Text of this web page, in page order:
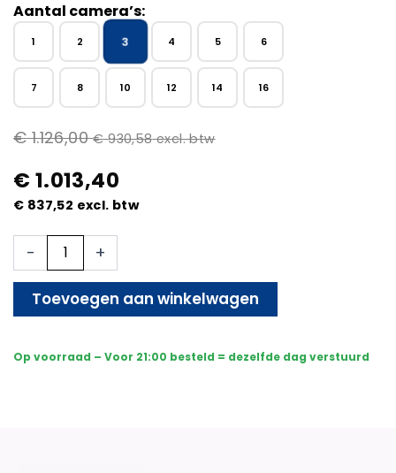
Aantal camera’s:
1 2 3 4 5 6
7 8 10 12 14 16
€1.126,00 €930,58excl. btw
€ 1.013,40
€ 837,52 excl. btw
-
Beveiligingscamera
-
Bekabeld
-
3
Sony
+
Toevoegen aan winkelwagen
Op voorraad – Voor 21:00 besteld = dezelfde dag verstuurd